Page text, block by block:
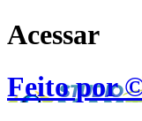
Acessar
Feito por